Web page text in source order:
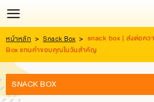
Login
Register
HOME
หน้าหลัก > Snack Box > snack box | ส่งต่อคว
Box แทนคำขอบคุณในวันสำคัญ
SNACK BOX